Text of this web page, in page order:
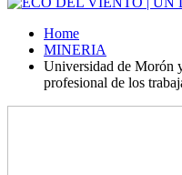
Home
MINERIA
Universidad de Morón
profesional de los